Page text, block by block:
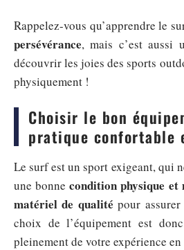
Rappelez-vous qu’apprendre le
persévérance, mais c’est aussi
découvrir les joies des sports
physiquement !
Choisir le bon
pratique confortable
Le surf est un sport exigeant, qui
une bonnecondition physique et
matériel de qualité pour
choix de l’équipement est
pleinement de votre expérience en